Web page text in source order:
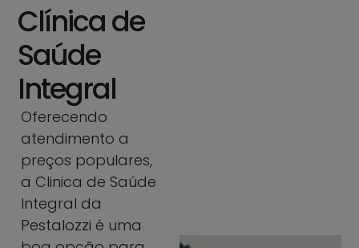
Clínica de
Saúde
Integral
Oferecendo
atendimento a
preços populares,
a Clinica de Saúde
Integral da
Pestalozzi é uma